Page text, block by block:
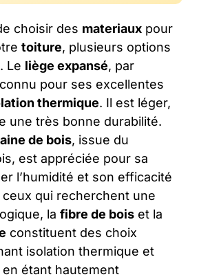
choisir des materiaux pour
toiture, plusieurs options
Le liège expansé, par
pour ses excellentes
thermique. Il est léger,
une très bonne durabilité.
de bois, issue du
est appréciée pour sa
l’humidité et son efficacité
qui recherchent une
la fibre de bois et la
constituent des choix
isolation thermique et
étant hautement